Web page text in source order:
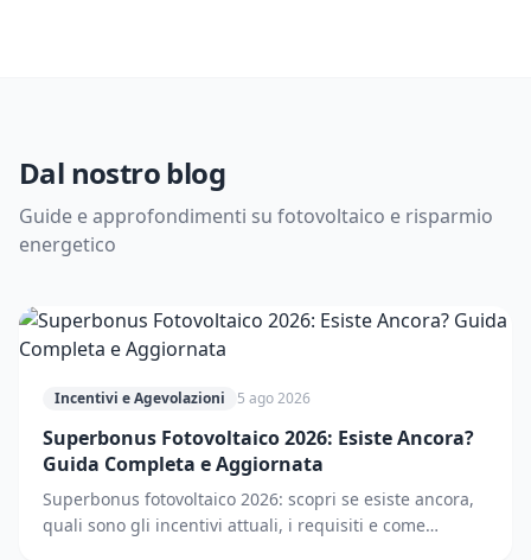
Dal nostro blog
Guide e approfondimenti su fotovoltaico e risparmio
energetico
Incentivi e Agevolazioni 5 ago 2026
Superbonus Fotovoltaico 2026: Esiste Ancora?
Guida Completa e Aggiornata
Superbonus fotovoltaico 2026: scopri se esiste ancora,
quali sono gli incentivi attuali, i requisiti e come